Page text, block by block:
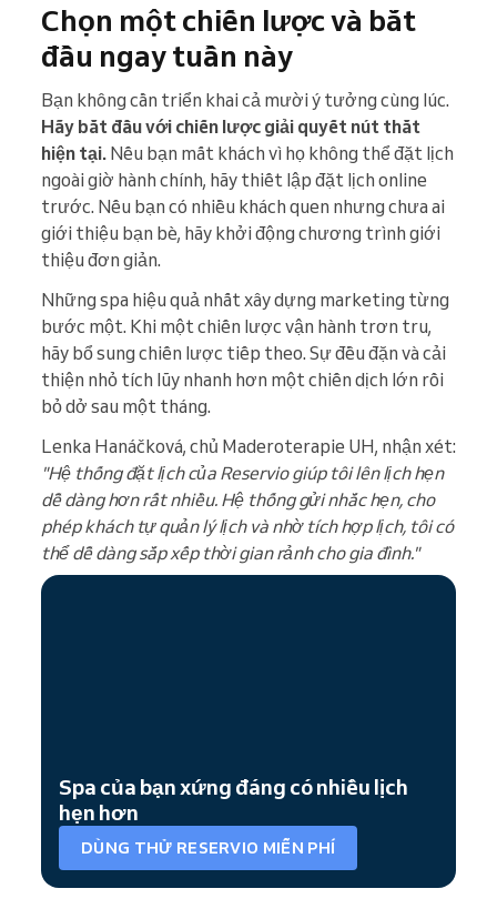
Chọn một chiến lược và bắt
đầu ngay tuần này
Bạn không cần triển khai cả mười ý tưởng cùng lúc.
Hãy bắt đầu với chiến lược giải quyết nút thắt
hiện tại. Nếu bạn mất khách vì họ không thể đặt lịch
ngoài giờ hành chính, hãy thiết lập đặt lịch online
trước. Nếu bạn có nhiều khách quen nhưng chưa ai
giới thiệu bạn bè, hãy khởi động chương trình giới
thiệu đơn giản.
Những spa hiệu quả nhất xây dựng marketing từng
bước một. Khi một chiến lược vận hành trơn tru,
hãy bổ sung chiến lược tiếp theo. Sự đều đặn và cải
thiện nhỏ tích lũy nhanh hơn một chiến dịch lớn rồi
bỏ dở sau một tháng.
Lenka Hanáčková, chủ Maderoterapie UH, nhận xét:
"Hệ thống đặt lịch của Reservio giúp tôi lên lịch hẹn
dễ dàng hơn rất nhiều. Hệ thống gửi nhắc hẹn, cho
phép khách tự quản lý lịch và nhờ tích hợp lịch, tôi có
thể dễ dàng sắp xếp thời gian rảnh cho gia đình."
Spa của bạn xứng đáng có nhiều lịch
hẹn hơn
DÙNG THỬ RESERVIO MIỄN PHÍ